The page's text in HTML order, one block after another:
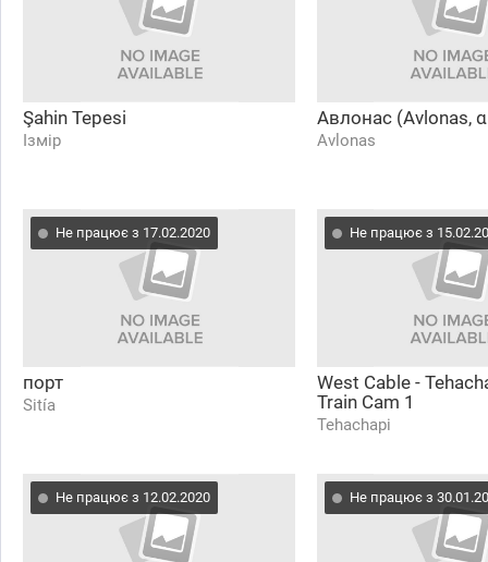
Şahin Tepesi
Ізмір
Авлонас (Avlonas,
Avlonas
Не працює з 17.02.2020
порт
Sitía
Не працює з
West Cable -
Train Cam 1
Tehachapi
Не працює з 12.02.2020 Не працює з